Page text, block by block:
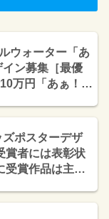
ウォーター「あ
ン募集［最優
万円「あぁ！関
ズポスターデザ
賞者には表彰状
受賞作品は主催